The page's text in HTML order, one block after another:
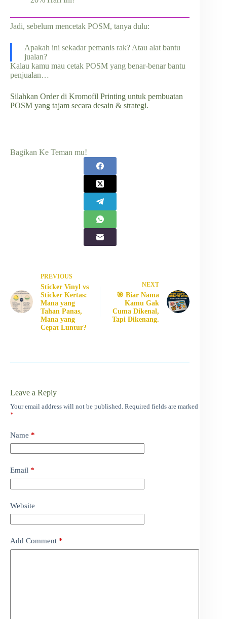
Jadi, sebelum mencetak POSM, tanya dulu:
Apakah ini sekadar pemanis rak? Atau alat bantu
jualan?
Kalau kamu mau cetak POSM yang benar-benar bantu
penjualan…
Silahkan Order di Kromofil Printing untuk pembuatan
POSM yang tajam secara desain & strategi.
Bagikan Ke Teman mu!
PREVIOUS
Sticker Vinyl vs
Sticker Kertas:
Mana yang
Tahan Panas,
Mana yang
Cepat Luntur?
NEXT
🎯 Biar Nama
Kamu Gak
Cuma Dikenal,
Tapi Dikenang.
Leave a Reply
Your email address will not be published. Required fields are marked
*
Name *
Email *
Website
Add Comment *